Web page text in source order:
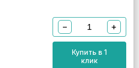
− +
Купить в 1
клик